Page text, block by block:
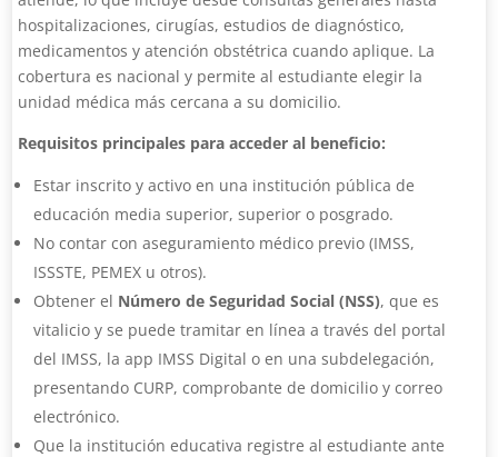
hospitalizaciones, cirugías, estudios de diagnóstico,
medicamentos y atención obstétrica cuando aplique. La
cobertura es nacional y permite al estudiante elegir la
unidad médica más cercana a su domicilio.
Requisitos principales para acceder al beneficio:
Estar inscrito y activo en una institución pública de
educación media superior, superior o posgrado.
No contar con aseguramiento médico previo (IMSS,
ISSSTE, PEMEX u otros).
Obtener el Número de Seguridad Social (NSS), que es
vitalicio y se puede tramitar en línea a través del portal
del IMSS, la app IMSS Digital o en una subdelegación,
presentando CURP, comprobante de domicilio y correo
electrónico.
Que la institución educativa registre al estudiante ante